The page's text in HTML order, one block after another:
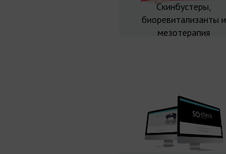
Скинбустеры,
биоревитализанты и
мезотерапия